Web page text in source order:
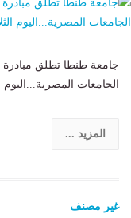
جامعة طنطا تطلق مبادرة
الجامعات المصرية...اليوم الثلاثاء، 22 أبريل
المزيد ...
غير مصنف